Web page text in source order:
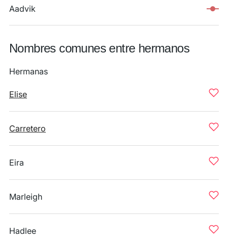
Aadvik
Nombres comunes entre hermanos
Hermanas
Elise
Carretero
Eira
Marleigh
Hadlee